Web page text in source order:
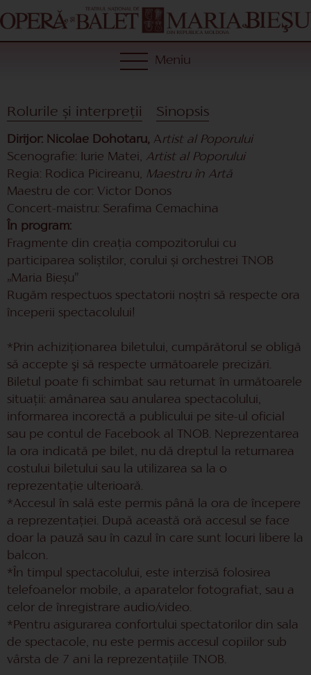
Meniu
Rolurile și interpreții Sinopsis
Dirijor: Nicolae Dohotaru, Artist al Poporului
Scenografie: Iurie Matei, Artist al Poporului
Regia: Rodica Picireanu, Maestru în Artă
Maestru de cor: Victor Donos
Concert-maistru: Serafima Cemachina
În program:
Fragmente din creația compozitorului cu
participarea soliștilor, corului și orchestrei TNOB
„Maria Bieșu”
Rugăm respectuos spectatorii noștri să respecte ora
începerii spectacolului!
*Prin achiziţionarea biletului, cumpărătorul se obligă
să accepte şi să respecte următoarele precizări.
Biletul poate fi schimbat sau returnat în următoarele
situaţii: amânarea sau anularea spectacolului,
informarea incorectă a publicului pe site-ul oficial
sau pe contul de Facebook al TNOB. Neprezentarea
la ora indicată pe bilet, nu dă dreptul la returnarea
costului biletului sau la utilizarea sa la o
reprezentaţie ulterioară.
*Accesul în sală este permis până la ora de începere
a reprezentaţiei. După această oră accesul se face
doar la pauză sau în cazul în care sunt locuri libere la
balcon.
*În timpul spectacolului, este interzisă folosirea
telefoanelor mobile, a aparatelor fotografiat, sau a
celor de înregistrare audio/video.
*Pentru asigurarea confortului spectatorilor din sala
de spectacole, nu este permis accesul copiilor sub
vârsta de 7 ani la reprezentaţiile TNOB.